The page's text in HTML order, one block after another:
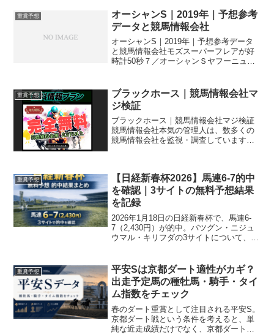
重賞予想
オーシャンS｜2019年｜予想参考
データと競馬情報会社
オーシャンS｜2019年｜予想参考データ
と競馬情報会社モズスーパーフレアが好
時計50秒７／オーシャンＳヤフーニュー
終リハを行った。坂路で4ハロン50秒7－
12秒3。...
重賞予想
ブラックホース｜競馬情報会社マ
ジ検証
ブラックホース｜競馬情報会社マジ検証
競馬情報会社本気の管理人は、数多くの
競馬情報会社を監視・調査しています。
このページには広告が含み...
重賞予想
【日経新春杯2026】馬連6-7的中
を確認｜3サイトの無料予想結果
を記録
2026年1月18日の日経新春杯で、馬連6-
7（2,430円）が的中。バツグン・ニジュ
ウマル・キリフダの3サイトについて、無
重賞予想
平安Sは京都ダート適性がカギ？
出走予定馬の種牡馬・騎手・タイ
ム指数をチェック
春のダート重賞として注目される平安S。
京都ダート戦という条件を考えると、単
純な近走成績だけでなく、京都ダートで